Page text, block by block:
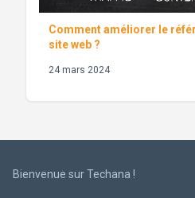
Comment améliorer le
site web ?
24 mars 2024
Bienvenue sur Techana !